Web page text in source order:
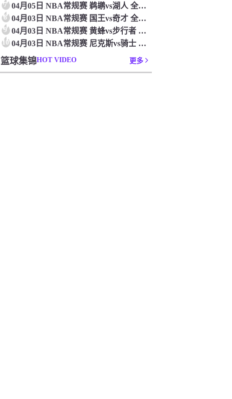
7 04月05日 NBA常规赛 鹈鹕vs湖人 全场录像
8 04月03日 NBA常规赛 国王vs奇才 全场录像
9 04月03日 NBA常规赛 黄蜂vs步行者 全场录像
10 04月03日 NBA常规赛 尼克斯vs骑士 全场录像
篮球集锦HOT VIDEO 更多